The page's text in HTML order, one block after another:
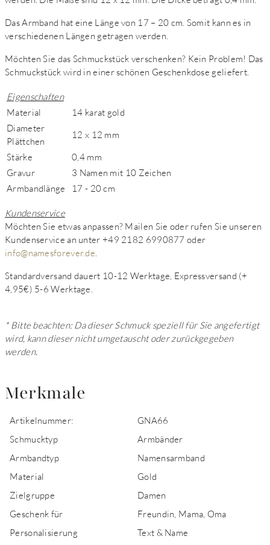
Das Armband hat eine Länge von 17 – 20 cm. Somit kann es in
verschiedenen Längen getragen werden.
Möchten Sie das Schmuckstück verschenken? Kein Problem! Das
Schmuckstück wird in einer schönen Geschenkdose geliefert.
Eigenschaften
Material
14 karat gold
Diameter
Plättchen
12 x 12 mm
Stärke
0,4 mm
Gravur
3 Namen mit 10 Zeichen
Armbandlänge
17 - 20 cm
Kundenservice
Möchten Sie etwas anpassen? Mailen Sie oder rufen Sie unseren
Kundenservice an unter +49 2182 6990877 oder
info@namesforever.de
Standardversand dauert 10-12 Werktage, Expressversand (+
4,95€) 5-6 Werktage.
* Bitte beachten: Da dieser Schmuck speziell für Sie angefertigt
wird, kann dieser nicht umgetauscht oder zurückgegeben
werden.
Merkmale
Artikelnummer:
GNA66
Schmucktyp
Armbänder
Armbandtyp
Namensarmband
Material
Gold
Zielgruppe
Damen
Geschenk für
Freundin, Mama, Oma
Personalisierung
Text & Name